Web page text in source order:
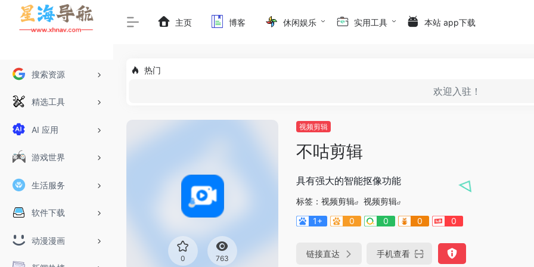
搜索资源
精选工具
AI 应用
游戏世界
生活服务
软件下载
动漫漫画
主页 博客 休闲娱乐 实用工具 本站 app下载
热门
欢迎入驻！
0 763
视频剪辑
不咕剪辑
具有强大的智能抠像功能
标签： 视频剪辑
视频剪辑
1+
0 0 0 0
链接直达 手机查看